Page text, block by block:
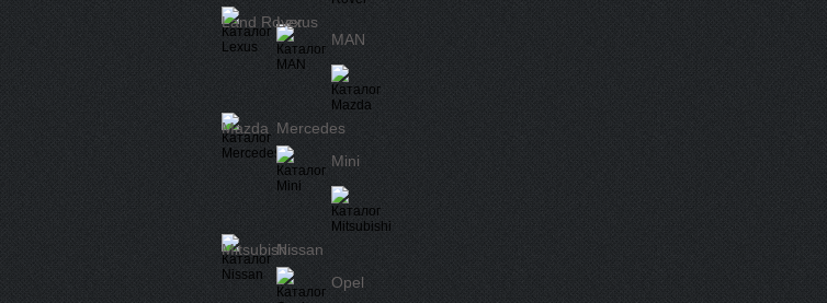
Land Rover
Lexus
MAN
Mazda Mercedes
Mini
MitsubishiNissan
Opel